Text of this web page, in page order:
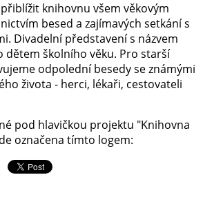
knihovnu všem věkovým
besed a zajímavých setkání s
Divadelní představení s názvem
dětem školního věku. Pro starší
odpolední besedy se známými
života - herci, lékaři, cestovateli
pod hlavičkou projektu "Knihovna
označena tímto logem: